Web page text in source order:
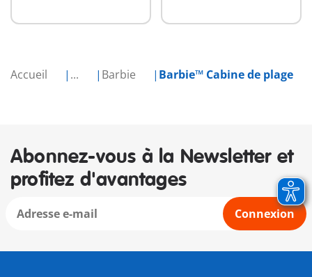
Accueil ... Barbie Barbie™ Cabine de plage
Abonnez-vous à la Newsletter et
profitez d'avantages
Connexion